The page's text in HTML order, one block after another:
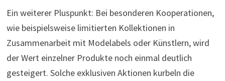
Ein weiterer Pluspunkt: Bei besonderen Kooperationen,
wie beispielsweise limitierten Kollektionen in
Zusammenarbeit mit Modelabels oder Künstlern, wird
der Wert einzelner Produkte noch einmal deutlich
gesteigert. Solche exklusiven Aktionen kurbeln die